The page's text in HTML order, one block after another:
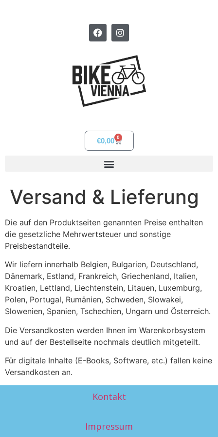
€0,00 0
Versand & Lieferung
Die auf den Produktseiten genannten Preise enthalten
die gesetzliche Mehrwertsteuer und sonstige
Preisbestandteile.
Wir liefern innerhalb Belgien, Bulgarien, Deutschland,
Dänemark, Estland, Frankreich, Griechenland, Italien,
Kroatien, Lettland, Liechtenstein, Litauen, Luxemburg,
Polen, Portugal, Rumänien, Schweden, Slowakei,
Slowenien, Spanien, Tschechien, Ungarn und Österreich.
Die Versandkosten werden Ihnen im Warenkorbsystem
und auf der Bestellseite nochmals deutlich mitgeteilt.
Für digitale Inhalte (E-Books, Software, etc.) fallen keine
Versandkosten an.
Kontakt
Impressum